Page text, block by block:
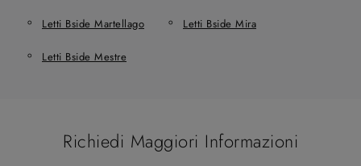
Letti Bside Martellago Letti Bside Mira
Letti Bside Mestre
Richiedi Maggiori Informazioni